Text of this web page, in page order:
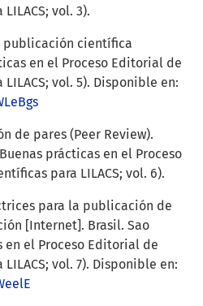
vol. 3).
publicación científica
en el Proceso Editorial de
vol. 5). Disponible en:
de pares (Peer Review).
prácticas en el Proceso
para LILACS; vol. 6).
para la publicación de
[Internet]. Brasil. Sao
en el Proceso Editorial de
vol. 7). Disponible en: